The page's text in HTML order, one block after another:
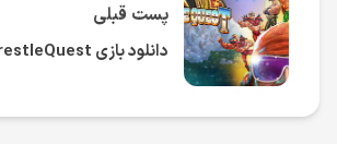
پست قبلی
دانلود بازی WrestleQuest